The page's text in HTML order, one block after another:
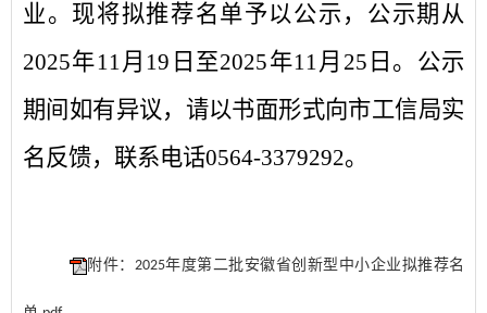
业。现将拟推荐名单予以公示，公示期从
2025年11月 19 日至2025年11月 25 日。公示
期间如有异议，请以书面形式向市工信局实
名反馈，联系电话0564-3379292。
附件：2025年度第二批安徽省创新型中小企业拟推荐名